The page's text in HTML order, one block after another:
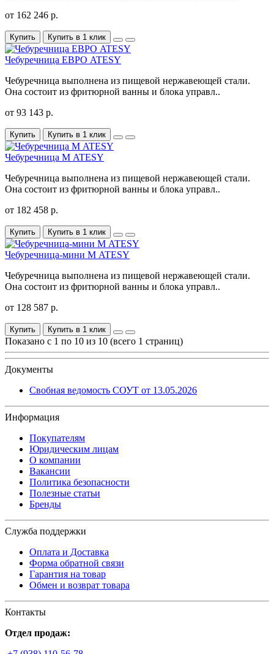
от 162 246 р.
Купить Купить в 1 клик
Чебуречница ЕВРО ATESY
Чебуречница выполнена из пищевой нержавеющей стали.
Она состоит из фритюрной ванны и блока управл..
от 93 143 р.
Купить Купить в 1 клик
Чебуречница М ATESY
Чебуречница выполнена из пищевой нержавеющей стали.
Она состоит из фритюрной ванны и блока управл..
от 182 458 р.
Купить Купить в 1 клик
Чебуречница-мини М ATESY
Чебуречница выполнена из пищевой нержавеющей стали.
Она состоит из фритюрной ванны и блока управл..
от 128 587 р.
Купить Купить в 1 клик
Показано с 1 по 10 из 10 (всего 1 страниц)
Документы
Свобная ведомость СОУТ от 13.05.2026
Информация
Покупателям
Юридическим лицам
О компании
Вакансии
Политика безопасности
Полезные статьи
Бренды
Служба поддержки
Оплата и Доставка
Форма обратной связи
Гарантия на товар
Обмен и возврат товара
Контакты
Отдел продаж: